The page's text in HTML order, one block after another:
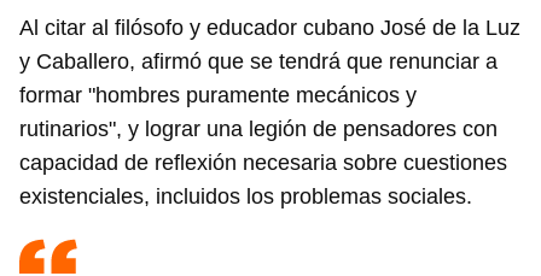
Al citar al filósofo y educador cubano José de la Luz
y Caballero, afirmó que se tendrá que renunciar a
formar "hombres puramente mecánicos y
rutinarios", y lograr una legión de pensadores con
capacidad de reflexión necesaria sobre cuestiones
existenciales, incluidos los problemas sociales.